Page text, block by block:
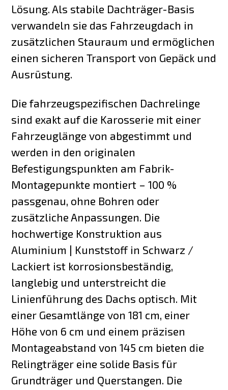
Lösung. Als stabile Dachträger-Basis
verwandeln sie das Fahrzeugdach in
zusätzlichen Stauraum und ermöglichen
einen sicheren Transport von Gepäck und
Ausrüstung.
Die fahrzeugspezifischen Dachrelinge
sind exakt auf die Karosserie mit einer
Fahrzeuglänge von abgestimmt und
werden in den originalen
Befestigungspunkten am Fabrik-
Montagepunkte montiert – 100 %
passgenau, ohne Bohren oder
zusätzliche Anpassungen. Die
hochwertige Konstruktion aus
Aluminium | Kunststoff in Schwarz /
Lackiert ist korrosionsbeständig,
langlebig und unterstreicht die
Linienführung des Dachs optisch. Mit
einer Gesamtlänge von 181 cm, einer
Höhe von 6 cm und einem präzisen
Montageabstand von 145 cm bieten die
Relingträger eine solide Basis für
Grundträger und Querstangen. Die